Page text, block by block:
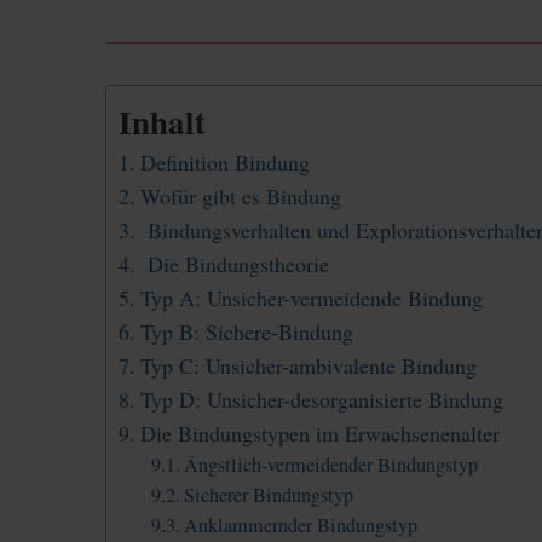
Inhalt
Definition Bindung
Wofür gibt es Bindung
Bindungsverhalten und
Die Bindungstheorie
Typ A: Unsicher-vermeidende Bindung
Typ B: Sichere-Bindung
Typ C: Unsicher-ambivalente Bindung
Typ D: Unsicher-desorganisierte Bindung
Die Bindungstypen im Erwachsenenalter
Ängstlich-vermeidender Bindungstyp
Sicherer Bindungstyp
Anklammernder Bindungstyp